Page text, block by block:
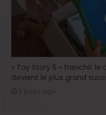
« Toy Story 5 » franchit
devient le plus grand